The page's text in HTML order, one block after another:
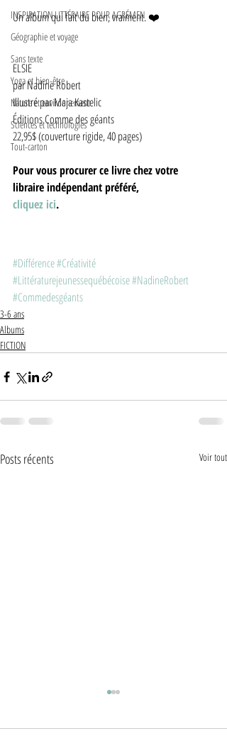
INSPIRATION LITTÉRAIRE POUR AGRÉMEN
Géographie et voyage
Sans texte
Yoga et bien-être
Nature et environnement
Sciences et technologies
Tout-carton
Un album qui fait du bien, vraiment. ❤️
ELSIE
par Nadine Robert
Illustré par Maja Kastelic
Éditions Comme des géants
22,95$ (couverture rigide, 40 pages)
Pour vous procurer ce livre chez votre
libraire indépendant préféré,
cliquez ici.
#Différence#Créativité
#Littératurejeunessequébécoise#NadineRobert
#Commedesgéants
3-6 ans
Albums
FICTION
Posts récents Voir tout